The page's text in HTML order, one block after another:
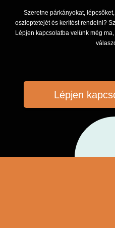
Szeretne párkányokat,
oszloptetejét és kerítést rendelni?
Lépjen kapcsolatba velünk még
Lépjen